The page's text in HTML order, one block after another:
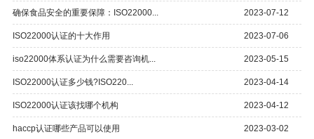
确保食品安全的重要保障：ISO22000... 2023-07-12
ISO22000认证的十大作用 2023-07-06
iso22000体系认证为什么需要咨询机... 2023-05-15
ISO22000认证多少钱?ISO220... 2023-04-14
ISO22000认证该找哪个机构 2023-04-12
haccp认证哪些产品可以使用 2023-03-02